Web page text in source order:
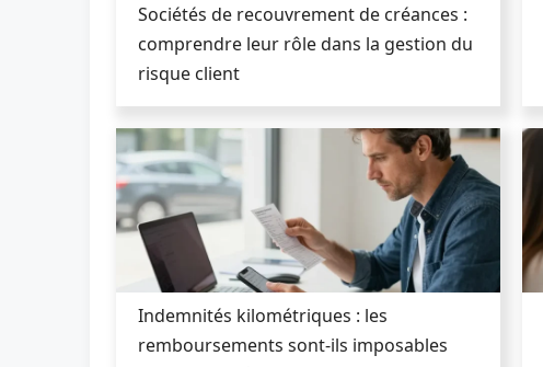
Sociétés de recouvrement de créances :
comprendre leur rôle dans la gestion du
risque client
Indemnités kilométriques : les
remboursements sont-ils imposables